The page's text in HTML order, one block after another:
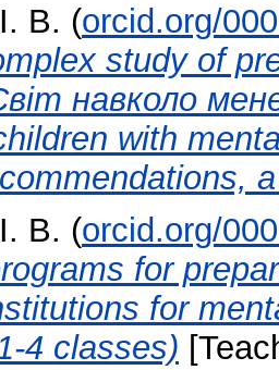
В. (orcid.org/
study of
навколо
with
В. (orcid.org/
for
for
4 classes)